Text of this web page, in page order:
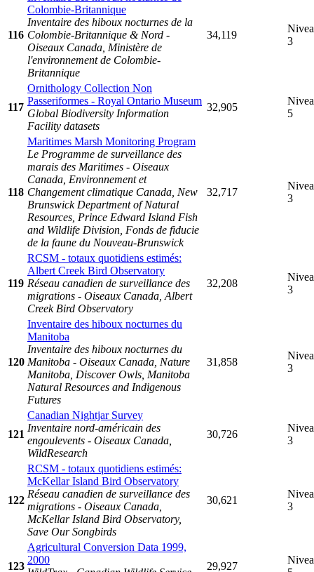
116
Colombie-Britannique
Inventaire des hiboux nocturnes de la
Colombie-Britannique & Nord -
Oiseaux Canada, Ministère de
l'environnement de Colombie-
Britannique
34,119
3
117
Ornithology Collection Non
Passeriformes - Royal Ontario Museum
Global Biodiversity Information
Facility datasets
32,905
5
118
Maritimes Marsh Monitoring Program
Le Programme de surveillance des
marais des Maritimes - Oiseaux
Canada, Environnement et
Changement climatique Canada, New
Brunswick Department of Natural
Resources, Prince Edward Island Fish
and Wildlife Division, Fonds de fiducie
de la faune du Nouveau-Brunswick
32,717
3
119
RCSM - totaux quotidiens estimés:
Albert Creek Bird Observatory
Réseau canadien de surveillance des
migrations - Oiseaux Canada, Albert
Creek Bird Observatory
32,208
3
120
Inventaire des hiboux nocturnes du
Manitoba
Inventaire des hiboux nocturnes du
Manitoba - Oiseaux Canada, Nature
Manitoba, Discover Owls, Manitoba
Natural Resources and Indigenous
Futures
31,858
3
121
Canadian Nightjar Survey
Inventaire nord-américain des
engoulevents - Oiseaux Canada,
WildResearch
30,726
3
122
RCSM - totaux quotidiens estimés:
McKellar Island Bird Observatory
Réseau canadien de surveillance des
migrations - Oiseaux Canada,
McKellar Island Bird Observatory,
Save Our Songbirds
30,621
3
123
Agricultural Conversion Data 1999,
2000
29,927